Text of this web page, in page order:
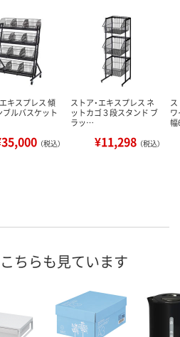
キスプレス 傾
ブルバスケット
（税込）
ストア・エキスプレス ネ
ットカゴ３段スタンド ブ
ラッ…
¥11,298 （税込）
ちらも見ています